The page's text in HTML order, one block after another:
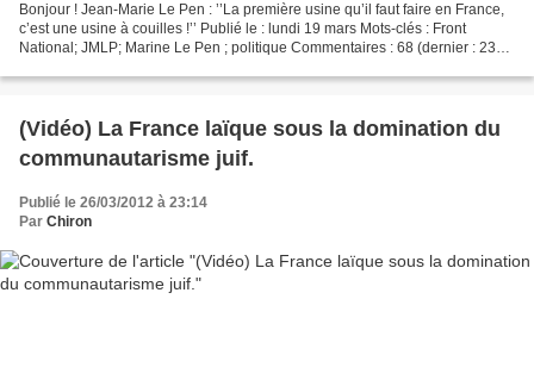
Bonjour ! Jean-Marie Le Pen : ’’La première usine qu’il faut faire en France,
c’est une usine à couilles !’’ Publié le : lundi 19 mars Mots-clés : Front
National; JMLP; Marine Le Pen ; politique Commentaires : 68 (dernier : 23
(Vidéo) La France laïque sous la domination du
communautarisme juif.
Publié le 26/03/2012 à 23:14
Par Chiron